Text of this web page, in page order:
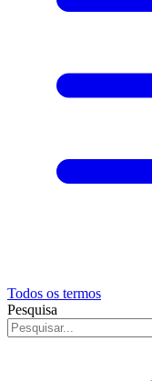
Todos os termos
Pesquisa